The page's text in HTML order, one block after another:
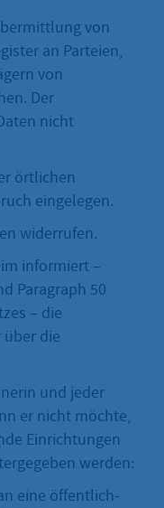
von
an Parteien,
von
Der
nicht
örtlichen
eingelegen.
widerrufen.
informiert –
Paragraph 50
– die
die
und jeder
er nicht möchte,
Einrichtungen
werden:
eine öffentlich-